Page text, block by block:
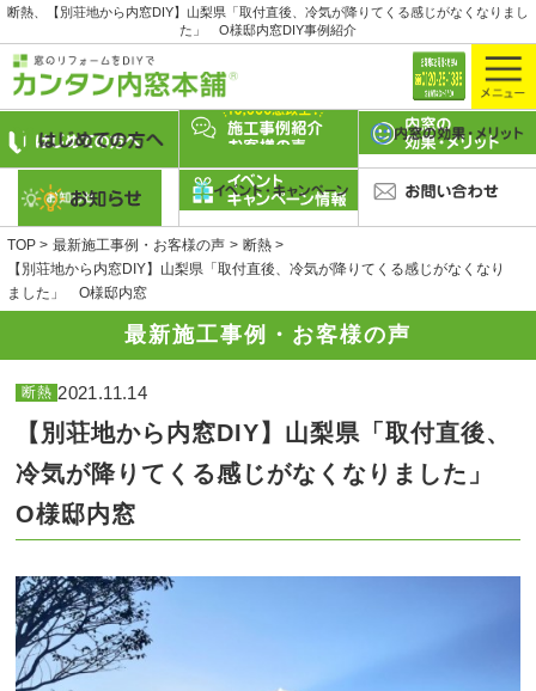
断熱、【別荘地から内窓DIY】山梨県「取付直後、冷気が降りてくる感じがなくなりまし
た」 O様邸内窓DIY事例紹介
最新施工事例・お客様の声
TOP 最新施工事例・お客様の声
断熱
【別荘地から内窓DIY】山梨県「取付直後、冷気が降りてくる感じがなくなり
ました」 O様邸内窓
断熱 2021.11.14
【別荘地から内窓DIY】山梨県「取付直後、
冷気が降りてくる感じがなくなりました」
O様邸内窓